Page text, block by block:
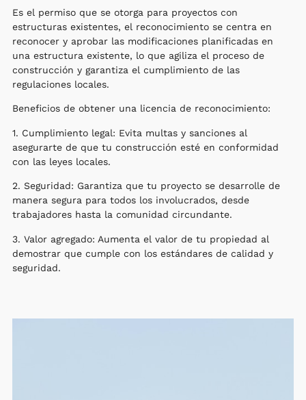
Es el permiso que se otorga para proyectos con
estructuras existentes, el reconocimiento se centra en
reconocer y aprobar las modificaciones planificadas en
una estructura existente, lo que agiliza el proceso de
construcción y garantiza el cumplimiento de las
regulaciones locales.
Beneficios de obtener una licencia de reconocimiento:
1. Cumplimiento legal: Evita multas y sanciones al
asegurarte de que tu construcción esté en conformidad
con las leyes locales.
2. Seguridad: Garantiza que tu proyecto se desarrolle de
manera segura para todos los involucrados, desde
trabajadores hasta la comunidad circundante.
3. Valor agregado: Aumenta el valor de tu propiedad al
demostrar que cumple con los estándares de calidad y
seguridad.